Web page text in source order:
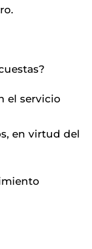
el servicio
en virtud del